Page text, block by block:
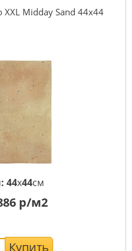
Midday Sand 44x44
44x44см
р/м2
Купить